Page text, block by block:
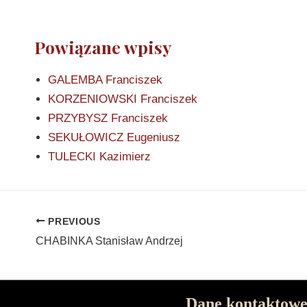
Powiązane wpisy
GALEMBA Franciszek
KORZENIOWSKI Franciszek
PRZYBYSZ Franciszek
SEKUŁOWICZ Eugeniusz
TULECKI Kazimierz
PREVIOUS
CHABINKA Stanisław Andrzej